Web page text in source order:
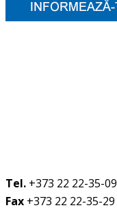
Tel. +373 22 22-35-09
Fax +373 22 22-35-29